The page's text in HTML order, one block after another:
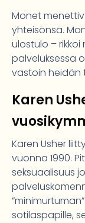
Monet
yhteisönsä.
ulostulo –
palveluksessa
vastoin heidän
Karen
Karen Usher
vuonna 1990.
seksuaalisuus
sotilaspapille,